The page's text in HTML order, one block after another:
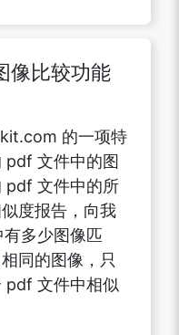
比较功能
的一项特
pdf 文件中的图
pdf 文件中的所
度报告，向我
多少图像匹
同的图像，只
pdf 文件中相似